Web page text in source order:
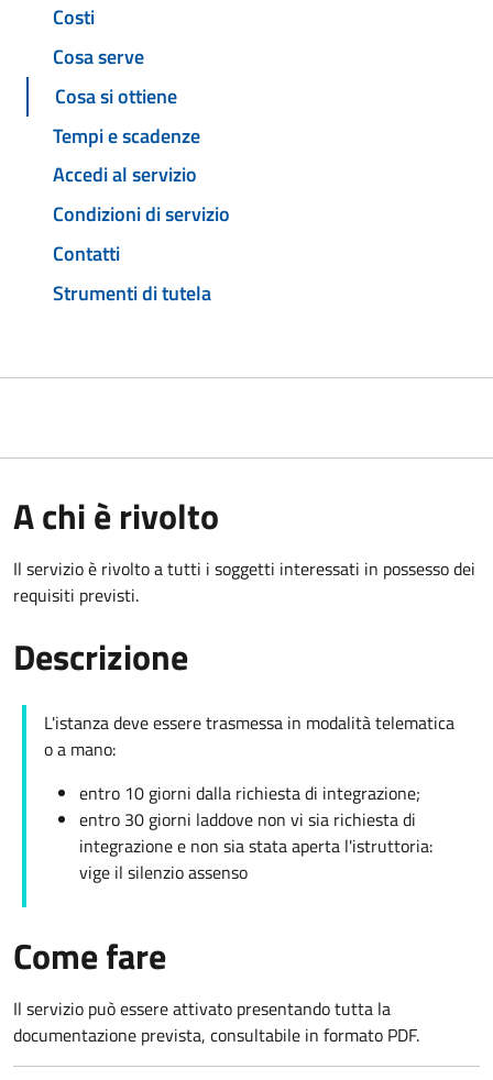
Costi
Cosa serve
Cosa si ottiene
Tempi e scadenze
Accedi al servizio
Condizioni di servizio
Contatti
Strumenti di tutela
A chi è rivolto
Il servizio è rivolto a tutti i soggetti interessati in possesso dei
requisiti previsti.
Descrizione
L'istanza deve essere trasmessa in modalità telematica
o a mano:
entro 10 giorni dalla richiesta di integrazione;
entro 30 giorni laddove non vi sia richiesta di
integrazione e non sia stata aperta l'istruttoria:
vige il silenzio assenso
Come fare
Il servizio può essere attivato presentando tutta la
documentazione prevista, consultabile in formato PDF.